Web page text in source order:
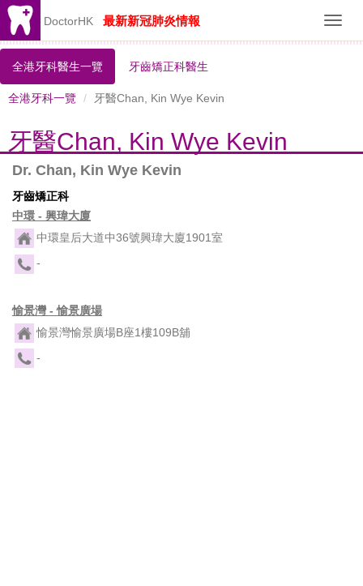
DoctorHK 最新新冠肺炎情報
全港牙科醫生一覽 牙齒矯正科醫生
全港牙科一覽 牙醫Chan, Kin Wye Kevin
牙醫Chan, Kin Wye Kevin
Dr. Chan, Kin Wye Kevin
牙齒矯正科
中環 - 興瑋大廈
中環皇后大道中36號興瑋大廈1901室
-
愉景灣 - 愉景廣場
愉景灣愉景廣場B座1樓109B舖
-